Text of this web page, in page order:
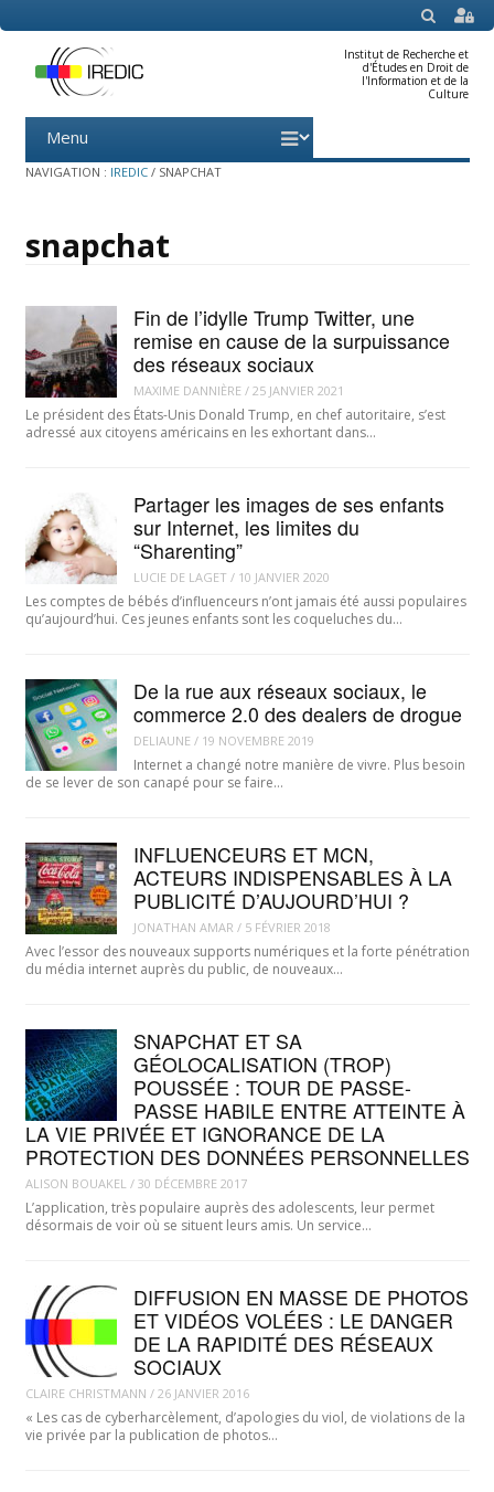
SEARCH
Institut de Recherche et
d'Études en Droit de
l'Information et de la
Culture
Menu
content
NAVIGATION : IREDIC / SNAPCHAT
snapchat
Fin de l’idylle Trump Twitter, une
remise en cause de la surpuissance
des réseaux sociaux
MAXIME DANNIÈRE / 25 JANVIER 2021
Le président des États-Unis Donald Trump, en chef autoritaire, s’est
adressé aux citoyens américains en les exhortant dans…
Partager les images de ses enfants
sur Internet, les limites du
“Sharenting”
LUCIE DE LAGET / 10 JANVIER 2020
Les comptes de bébés d’influenceurs n’ont jamais été aussi populaires
qu’aujourd’hui. Ces jeunes enfants sont les coqueluches du…
De la rue aux réseaux sociaux, le
commerce 2.0 des dealers de drogue
DELIAUNE / 19 NOVEMBRE 2019
Internet a changé notre manière de vivre. Plus besoin
de se lever de son canapé pour se faire…
INFLUENCEURS ET MCN,
ACTEURS INDISPENSABLES À LA
PUBLICITÉ D’AUJOURD’HUI ?
JONATHAN AMAR / 5 FÉVRIER 2018
Avec l’essor des nouveaux supports numériques et la forte pénétration
du média internet auprès du public, de nouveaux…
SNAPCHAT ET SA
GÉOLOCALISATION (TROP)
POUSSÉE : TOUR DE PASSE-
PASSE HABILE ENTRE ATTEINTE À
LA VIE PRIVÉE ET IGNORANCE DE LA
PROTECTION DES DONNÉES PERSONNELLES
ALISON BOUAKEL / 30 DÉCEMBRE 2017
L’application, très populaire auprès des adolescents, leur permet
désormais de voir où se situent leurs amis. Un service…
DIFFUSION EN MASSE DE PHOTOS
ET VIDÉOS VOLÉES : LE DANGER
DE LA RAPIDITÉ DES RÉSEAUX
SOCIAUX
CLAIRE CHRISTMANN / 26 JANVIER 2016
« Les cas de cyberharcèlement, d’apologies du viol, de violations de la
vie privée par la publication de photos…